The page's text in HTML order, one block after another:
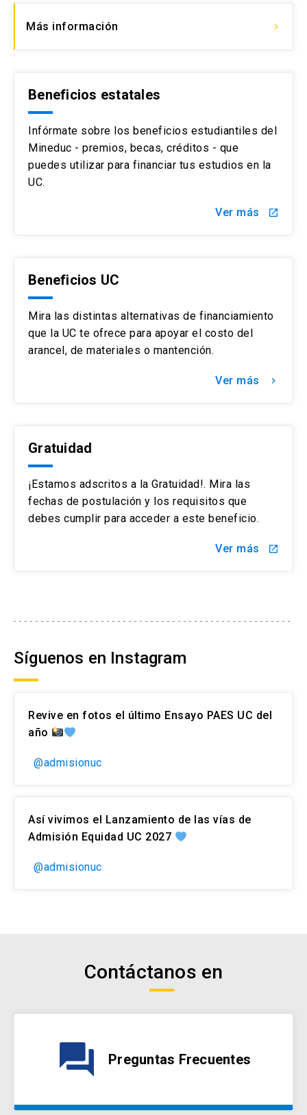
Más información keyboard_arrow_right
Beneficios estatales
Infórmate sobre los beneficios estudiantiles del
Mineduc - premios, becas, créditos - que
puedes utilizar para financiar tus estudios en la
UC.
Ver más launch
Beneficios UC
Mira las distintas alternativas de financiamiento
que la UC te ofrece para apoyar el costo del
arancel, de materiales o mantención.
Ver más keyboard_arrow_right
Gratuidad
¡Estamos adscritos a la Gratuidad!. Mira las
fechas de postulación y los requisitos que
debes cumplir para acceder a este beneficio.
Ver más launch
Síguenos en Instagram
Revive en fotos el último Ensayo PAES UC del
año
@admisionuc
Así vivimos el Lanzamiento de las vías de
Admisión Equidad UC 2027
@admisionuc
Contáctanos en
question_answer Preguntas Frecuentes